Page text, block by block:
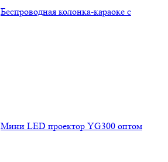
Беспроводная колонка-караоке с
Мини LED проектор YG300 оптом